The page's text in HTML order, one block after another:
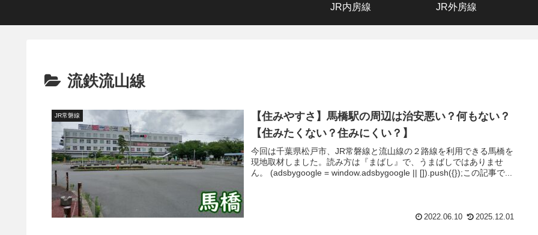
JR内房線 JR外房線
流鉄流山線
JR常磐線
【住みやすさ】馬橋駅の周辺は治安悪い？何もない？
【住みたくない？住みにくい？】
今回は千葉県松戸市、JR常磐線と流山線の２路線を利用できる馬橋を
現地取材しました。読み方は『まばし』で、うまばしではありませ
ん。 (adsbygoogle = window.adsbygoogle || []).push({});この記事で...
2022.06.10 2025.12.01